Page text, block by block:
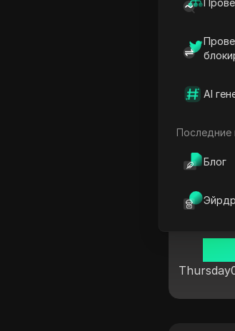
AI
Последние
Блог
19
Thursday